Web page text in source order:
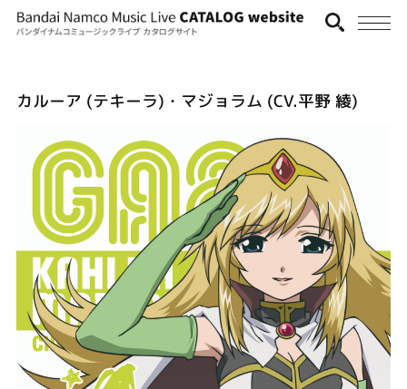
カルーア (テキーラ)・マジョラム (CV.平野 綾)